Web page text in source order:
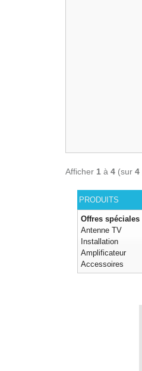
Afficher 1 à4 (sur4
PRODUITS
Offres spéciales
Antenne TV
Installation
Amplificateur
Accessoires